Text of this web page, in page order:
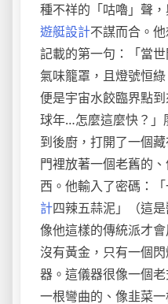
種不祥的「咕嚕」聲
遊艇設計不謀而合。
記載的第一句：「當
氣味籠罩，且燈號恒
便是宇宙水餃臨界點
球年…怎麼這麼快？」
到後廚，打開了一個
門裡放著一個老舊的
西。他輸入了密碼：
計四辣五蒜泥」（這
像他這樣的傳統派才
沒有黃金，只有一個
器。這儀器很像一個
一根彎曲的、像韭菜